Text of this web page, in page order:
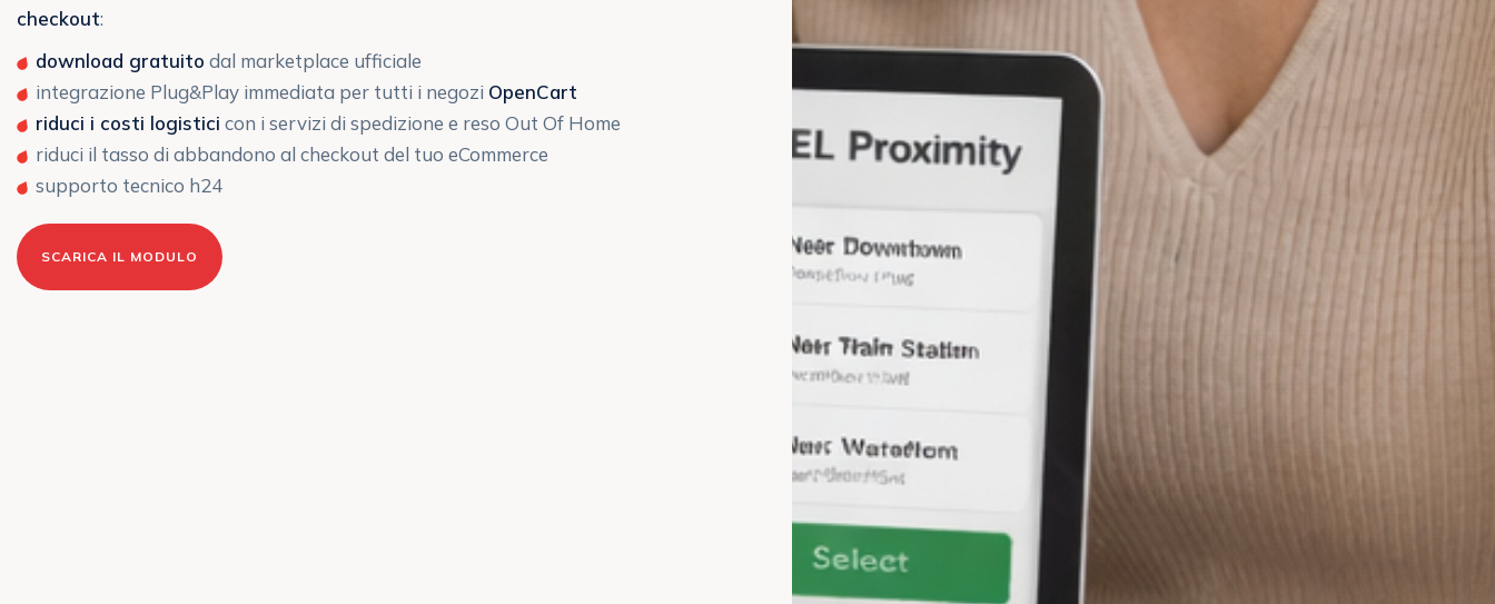
checkout:
download gratuito dal marketplace ufficiale
integrazione Plug&Play immediata per tutti i negozi OpenCart
riduci i costi logistici con i servizi di spedizione e reso Out Of Home
riduci il tasso di abbandono al checkout del tuo eCommerce
supporto tecnico h24
SCARICA IL MODULO